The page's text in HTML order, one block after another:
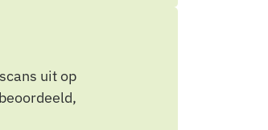
uit op